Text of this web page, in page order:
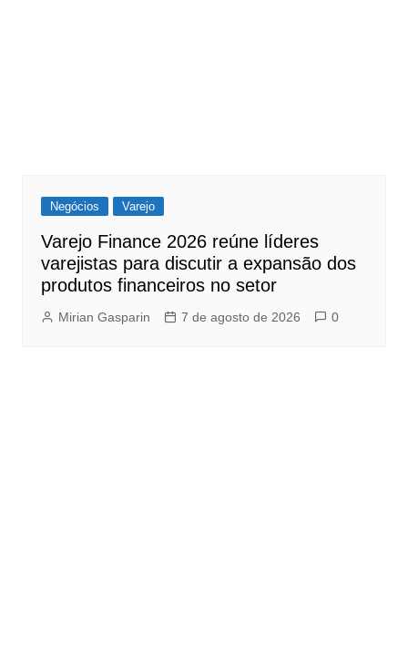
Negócios Varejo
Varejo Finance 2026 reúne líderes
varejistas para discutir a expansão dos
produtos financeiros no setor
Mirian Gasparin 7 de agosto de 2026 0